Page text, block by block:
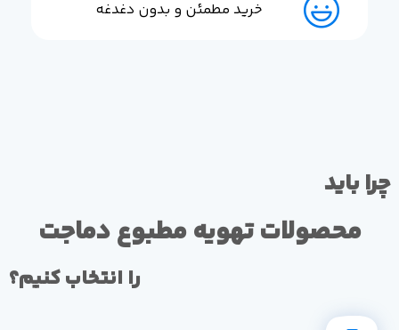
خرید مطمئن و بدون دغدغه
چرا باید
محصولات تهویه مطبوع دماجت
را انتخاب کنیم؟